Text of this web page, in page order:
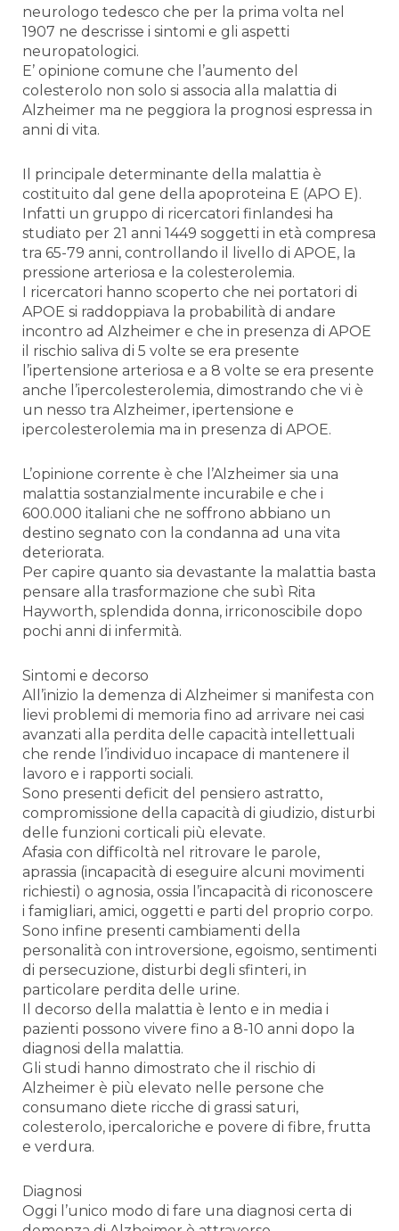
neurologo tedesco che per la prima volta nel
1907 ne descrisse i sintomi e gli aspetti
neuropatologici.
E’ opinione comune che l’aumento del
colesterolo non solo si associa alla malattia di
Alzheimer ma ne peggiora la prognosi espressa in
anni di vita.
Il principale determinante della malattia è
costituito dal gene della apoproteina E (APO E).
Infatti un gruppo di ricercatori finlandesi ha
studiato per 21 anni 1449 soggetti in età compresa
tra 65-79 anni, controllando il livello di APOE, la
pressione arteriosa e la colesterolemia.
I ricercatori hanno scoperto che nei portatori di
APOE si raddoppiava la probabilità di andare
incontro ad Alzheimer e che in presenza di APOE
il rischio saliva di 5 volte se era presente
l’ipertensione arteriosa e a 8 volte se era presente
anche l’ipercolesterolemia, dimostrando che vi è
un nesso tra Alzheimer, ipertensione e
ipercolesterolemia ma in presenza di APOE.
L’opinione corrente è che l’Alzheimer sia una
malattia sostanzialmente incurabile e che i
600.000 italiani che ne soffrono abbiano un
destino segnato con la condanna ad una vita
deteriorata.
Per capire quanto sia devastante la malattia basta
pensare alla trasformazione che subì Rita
Hayworth, splendida donna, irriconoscibile dopo
pochi anni di infermità.
Sintomi e decorso
All’inizio la demenza di Alzheimer si manifesta con
lievi problemi di memoria fino ad arrivare nei casi
avanzati alla perdita delle capacità intellettuali
che rende l’individuo incapace di mantenere il
lavoro e i rapporti sociali.
Sono presenti deficit del pensiero astratto,
compromissione della capacità di giudizio, disturbi
delle funzioni corticali più elevate.
Afasia con difficoltà nel ritrovare le parole,
aprassia (incapacità di eseguire alcuni movimenti
richiesti) o agnosia, ossia l’incapacità di riconoscere
i famigliari, amici, oggetti e parti del proprio corpo.
Sono infine presenti cambiamenti della
personalità con introversione, egoismo, sentimenti
di persecuzione, disturbi degli sfinteri, in
particolare perdita delle urine.
Il decorso della malattia è lento e in media i
pazienti possono vivere fino a 8-10 anni dopo la
diagnosi della malattia.
Gli studi hanno dimostrato che il rischio di
Alzheimer è più elevato nelle persone che
consumano diete ricche di grassi saturi,
colesterolo, ipercaloriche e povere di fibre, frutta
e verdura.
Diagnosi
Oggi l’unico modo di fare una diagnosi certa di